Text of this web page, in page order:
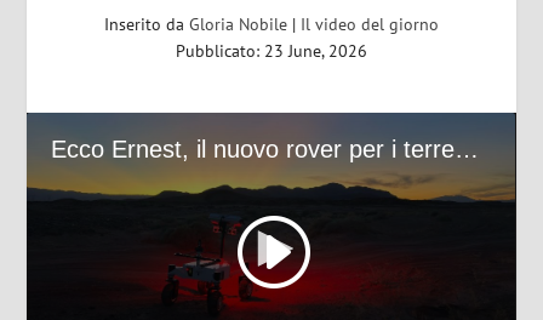
Inserito da Gloria Nobile | Il video del giorno
Pubblicato: 23 June, 2026